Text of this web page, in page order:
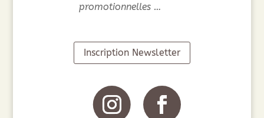
promotionnelles …
Inscription Newsletter